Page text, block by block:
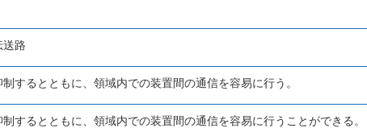
送路
するとともに、領域内での装置間の通信を容易に行う。
するとともに、領域内での装置間の通信を容易に行うことができる。